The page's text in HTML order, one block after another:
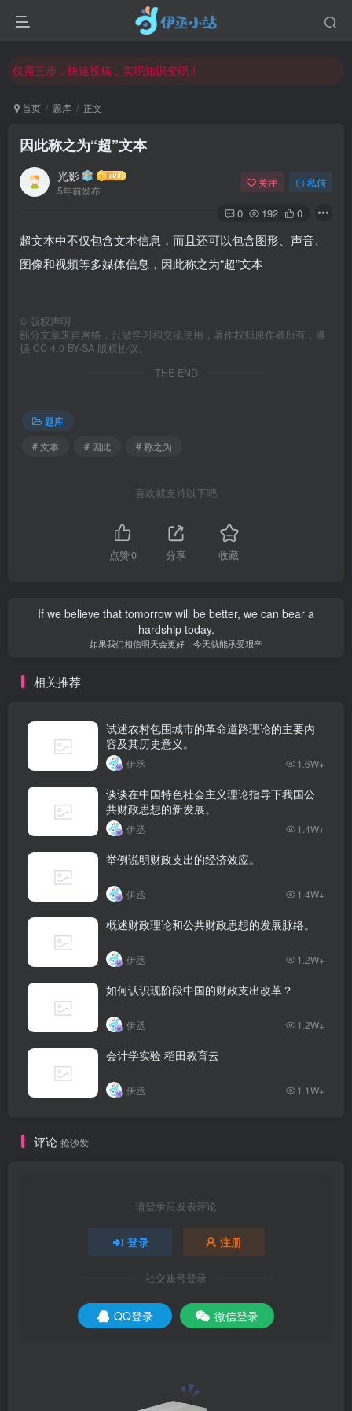
欢迎访问伊丞小站！
仅需三步，快速投稿，实现知识变现！
首页 题库 正文
因此称之为“超”文本
光影
5年前发布
关注 私信
0 192 0
超文本中不仅包含文本信息，而且还可以包含图形、声音、
图像和视频等多媒体信息，因此称之为“超”文本
© 版权声明
部分文章来自网络，只做学习和交流使用，著作权归原作者所有，遵
循 CC 4.0 BY-SA 版权协议。
THE END
题库
# 文本
# 因此 # 称之为
喜欢就支持以下吧
点赞0 分享 收藏
If we believe that tomorrow will be better, we can bear a
hardship today.
如果我们相信明天会更好，今天就能承受艰辛
相关推荐
试述农村包围城市的革命道路理论的主要内
容及其历史意义。
伊丞 1.6W+
谈谈在中国特色社会主义理论指导下我国公
共财政思想的新发展。
伊丞 1.4W+
举例说明财政支出的经济效应。
伊丞 1.4W+
概述财政理论和公共财政思想的发展脉络。
伊丞 1.2W+
如何认识现阶段中国的财政支出改革？
伊丞 1.2W+
会计学实验 稻田教育云
伊丞 1.1W+
评论 抢沙发
请登录后发表评论
登录 注册
社交账号登录
QQ登录 微信登录